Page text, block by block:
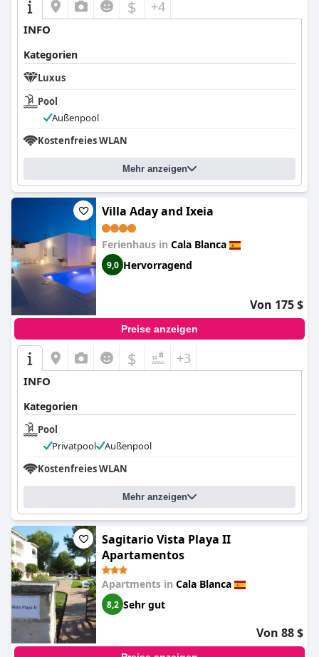
$ +4
INFO
Kategorien
Luxus
Pool
Außenpool
Kostenfreies WLAN
Mehr anzeigen
Villa Aday and Ixeia
Ferienhaus in Cala Blanca
9,0 Hervorragend
Von 175 $
Preise anzeigen
$ +3
INFO
Kategorien
Pool
Privatpool
Außenpool
Kostenfreies WLAN
Mehr anzeigen
Sagitario Vista Playa II
Apartamentos
Apartments in Cala Blanca
8,2 Sehr gut
Von 88 $